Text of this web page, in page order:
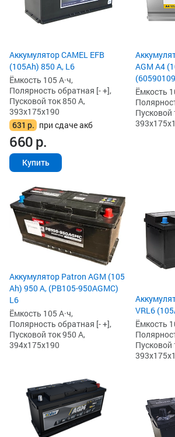
Аккумулятор CAMEL EFB
(105Ah) 850 А, L6
Ёмкость 105 А·ч,
Полярность обратная [- +],
Пусковой ток 850 А,
393x175x190
631 р. при сдаче акб
660р.
Купить
AGM A4
Ёмкость
Пусковой
Аккумулятор Patron AGM (105
Ah) 950 А, (PB105-950AGMC)
L6
Ёмкость 105 А·ч,
Полярность обратная [- +],
Пусковой ток 950 А,
394x175x190
VRL6
Ёмкость
Пусковой